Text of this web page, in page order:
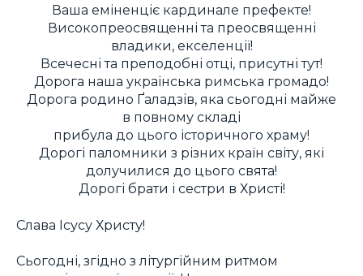
Ваша еміненціє кардинале префекте!
Високопреосвященні та преосвященні
владики, екселенції!
Всечесні та преподобні отці, присутні тут!
Дорога наша українська римська громадо!
Дорога родино Ґаладзів, яка сьогодні майже
в повному складі
прибула до цього історичного храму!
Дорогі паломники з різних країн світу, які
долучилися до цього свята!
Дорогі брати і сестри в Христі!
Слава Ісусу Христу!
Сьогодні, згідно з літургійним ритмом